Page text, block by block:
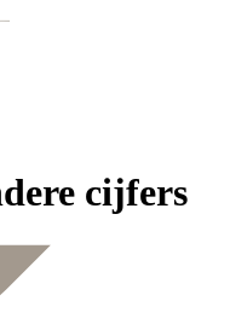
cijfers